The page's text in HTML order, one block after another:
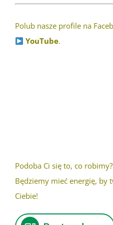
Polub nasze profile na
YouTube.
Podoba Ci się to, co
Będziemy mieć energię, by
Ciebie!